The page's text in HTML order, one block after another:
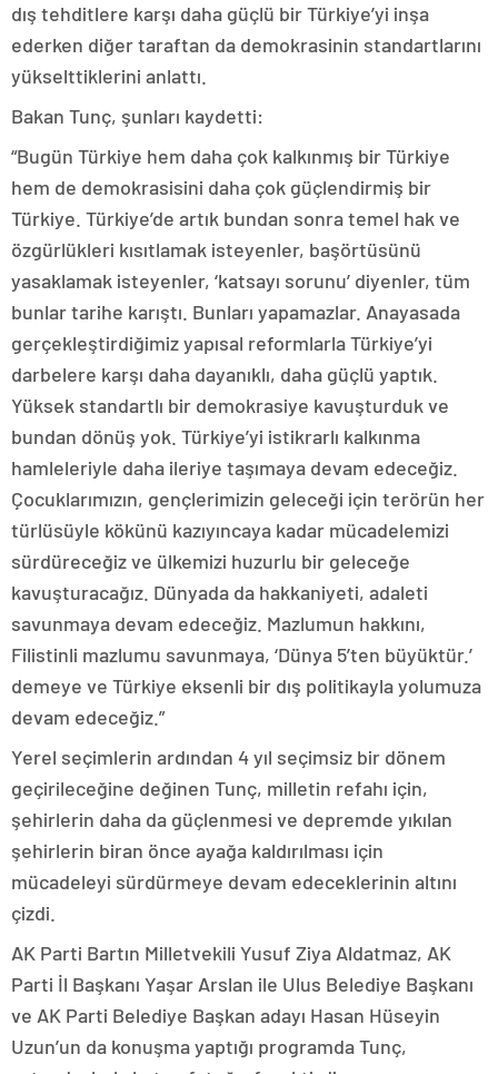
dış tehditlere karşı daha güçlü bir Türkiye’yi inşa
ederken diğer taraftan da demokrasinin standartlarını
yükselttiklerini anlattı.
Bakan Tunç, şunları kaydetti:
“Bugün Türkiye hem daha çok kalkınmış bir Türkiye
hem de demokrasisini daha çok güçlendirmiş bir
Türkiye. Türkiye’de artık bundan sonra temel hak ve
özgürlükleri kısıtlamak isteyenler, başörtüsünü
yasaklamak isteyenler, ‘katsayı sorunu’ diyenler, tüm
bunlar tarihe karıştı. Bunları yapamazlar. Anayasada
gerçekleştirdiğimiz yapısal reformlarla Türkiye’yi
darbelere karşı daha dayanıklı, daha güçlü yaptık.
Yüksek standartlı bir demokrasiye kavuşturduk ve
bundan dönüş yok. Türkiye’yi istikrarlı kalkınma
hamleleriyle daha ileriye taşımaya devam edeceğiz.
Çocuklarımızın, gençlerimizin geleceği için terörün her
türlüsüyle kökünü kazıyıncaya kadar mücadelemizi
sürdüreceğiz ve ülkemizi huzurlu bir geleceğe
kavuşturacağız. Dünyada da hakkaniyeti, adaleti
savunmaya devam edeceğiz. Mazlumun hakkını,
Filistinli mazlumu savunmaya, ‘Dünya 5’ten büyüktür.’
demeye ve Türkiye eksenli bir dış politikayla yolumuza
devam edeceğiz.”
Yerel seçimlerin ardından 4 yıl seçimsiz bir dönem
geçirileceğine değinen Tunç, milletin refahı için,
şehirlerin daha da güçlenmesi ve depremde yıkılan
şehirlerin biran önce ayağa kaldırılması için
mücadeleyi sürdürmeye devam edeceklerinin altını
çizdi.
AK Parti Bartın Milletvekili Yusuf Ziya Aldatmaz, AK
Parti İl Başkanı Yaşar Arslan ile Ulus Belediye Başkanı
ve AK Parti Belediye Başkan adayı Hasan Hüseyin
Uzun’un da konuşma yaptığı programda Tunç,